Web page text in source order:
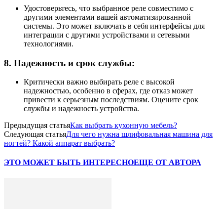
Удостоверьтесь, что выбранное реле совместимо с
другими элементами вашей автоматизированной
системы. Это может включать в себя интерфейсы для
интеграции с другими устройствами и сетевыми
технологиями.
8. Надежность и срок службы:
Критически важно выбирать реле с высокой
надежностью, особенно в сферах, где отказ может
привести к серьезным последствиям. Оцените срок
службы и надежность устройства.
Предыдущая статьяКак выбрать кухонную мебель?
Следующая статьяДля чего нужна шлифовальная машина для
ногтей? Какой аппарат выбрать?
ЭТО МОЖЕТ БЫТЬ ИНТЕРЕСНОЕЩЕ ОТ АВТОРА